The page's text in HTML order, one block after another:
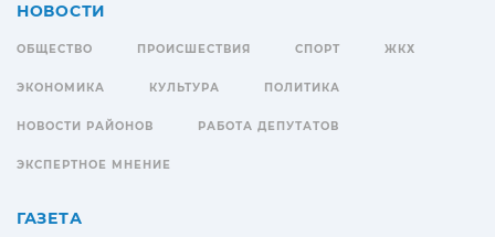
НОВОСТИ
ОБЩЕСТВО ПРОИСШЕСТВИЯ СПОРТ ЖКХ
ЭКОНОМИКА КУЛЬТУРА ПОЛИТИКА
НОВОСТИ РАЙОНОВ РАБОТА ДЕПУТАТОВ
ЭКСПЕРТНОЕ МНЕНИЕ
ГАЗЕТА